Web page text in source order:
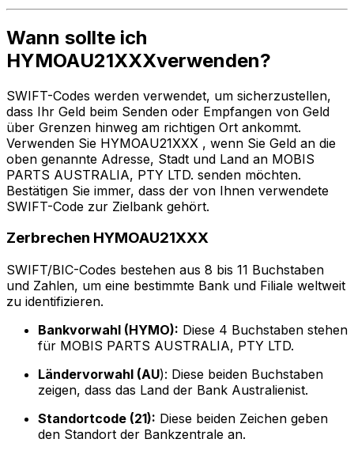
Wann sollte ich
HYMOAU21XXXverwenden?
SWIFT-Codes werden verwendet, um sicherzustellen,
dass Ihr Geld beim Senden oder Empfangen von Geld
über Grenzen hinweg am richtigen Ort ankommt.
Verwenden Sie HYMOAU21XXX , wenn Sie Geld an die
oben genannte Adresse, Stadt und Land an MOBIS
PARTS AUSTRALIA, PTY LTD. senden möchten.
Bestätigen Sie immer, dass der von Ihnen verwendete
SWIFT-Code zur Zielbank gehört.
Zerbrechen HYMOAU21XXX
SWIFT/BIC-Codes bestehen aus 8 bis 11 Buchstaben
und Zahlen, um eine bestimmte Bank und Filiale weltweit
zu identifizieren.
Bankvorwahl (HYMO): Diese 4 Buchstaben stehen
für MOBIS PARTS AUSTRALIA, PTY LTD.
Ländervorwahl (AU): Diese beiden Buchstaben
zeigen, dass das Land der Bank Australienist.
Standortcode (21): Diese beiden Zeichen geben
den Standort der Bankzentrale an.